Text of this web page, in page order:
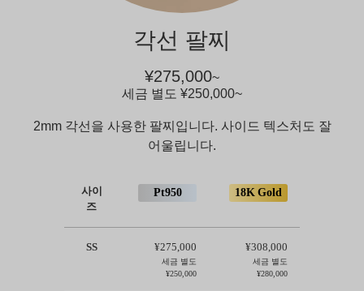
각선 팔찌
¥275,000~
세금 별도 ¥250,000~
2mm 각선을 사용한 팔찌입니다. 사이드 텍스처도 잘
어울립니다.
사이
즈
Pt950 18K Gold
SS ¥275,000
세금 별도
¥250,000
¥308,000
세금 별도
¥280,000